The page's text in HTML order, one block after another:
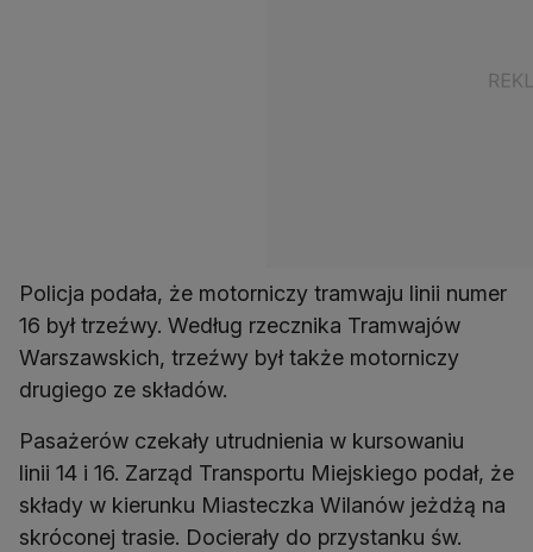
Policja podała, że motorniczy tramwaju linii numer
16 był trzeźwy. Według rzecznika Tramwajów
Warszawskich, trzeźwy był także motorniczy
drugiego ze składów.
Pasażerów czekały utrudnienia w kursowaniu
linii 14 i 16. Zarząd Transportu Miejskiego podał, że
składy w kierunku Miasteczka Wilanów jeżdżą na
skróconej trasie. Docierały do przystanku św.